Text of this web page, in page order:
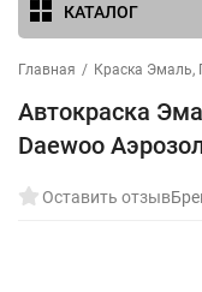
КАТАЛОГ
Главная / Краска Эмаль,
Автокраска
Daewoo
Оставить отзыв